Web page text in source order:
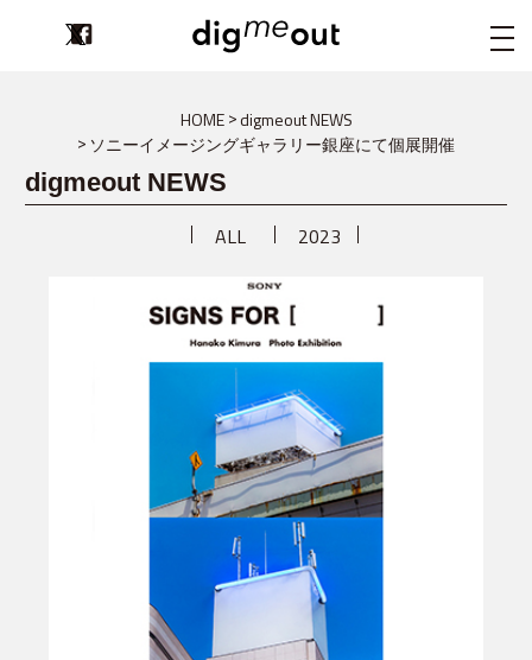
digmeout
HOME
digmeout NEWS
ソニーイメージングギャラリー銀座にて個展開催
digmeout NEWS
ALL 2023